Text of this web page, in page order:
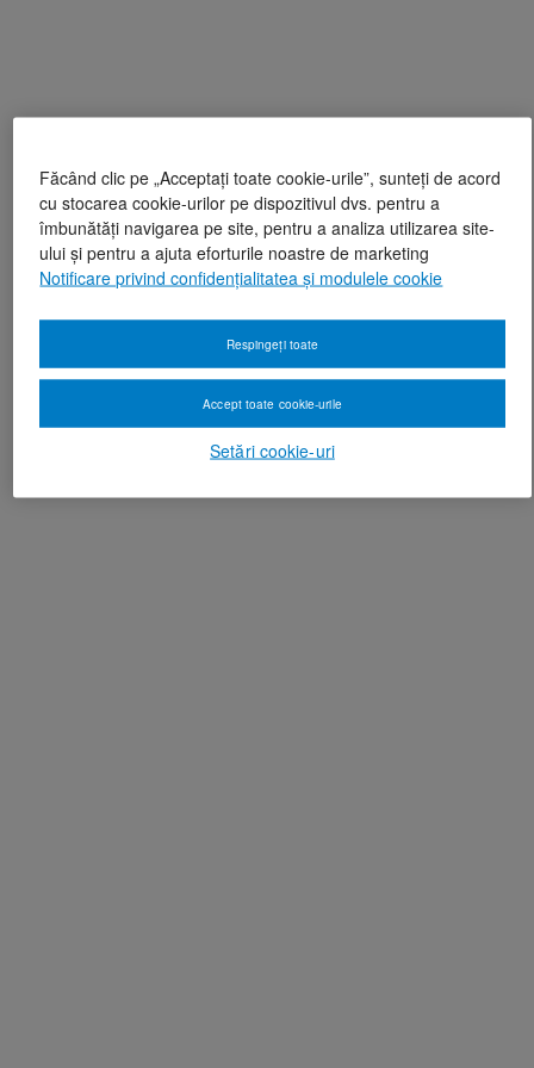
Făcând clic pe „Acceptați toate cookie-urile”, sunteți de acord
cu stocarea cookie-urilor pe dispozitivul dvs. pentru a
îmbunătăți navigarea pe site, pentru a analiza utilizarea site-
ului și pentru a ajuta eforturile noastre de marketing
Notificare privind confidențialitatea și modulele cookie
Setări cookie-uri
Respingeți toate
Accept toate cookie-urile